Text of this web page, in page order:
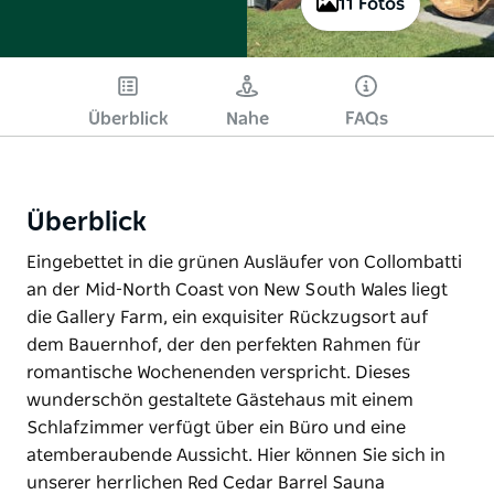
11 Fotos
Überblick Nahe FAQs
Überblick
Eingebettet in die grünen Ausläufer von Collombatti
an der Mid-North Coast von New South Wales liegt
die Gallery Farm, ein exquisiter Rückzugsort auf
dem Bauernhof, der den perfekten Rahmen für
romantische Wochenenden verspricht. Dieses
wunderschön gestaltete Gästehaus mit einem
Schlafzimmer verfügt über ein Büro und eine
atemberaubende Aussicht. Hier können Sie sich in
unserer herrlichen Red Cedar Barrel Sauna